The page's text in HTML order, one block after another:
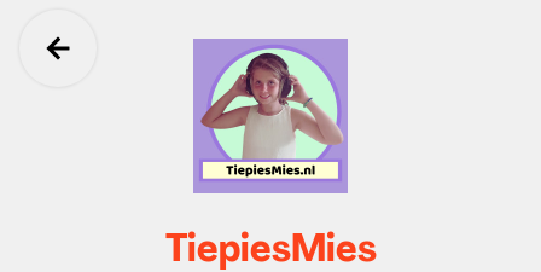
Ga terug
TiepiesMies